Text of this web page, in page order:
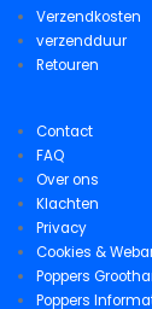
Verzendkosten
verzendduur
Retouren
Contact
FAQ
Over ons
Klachten
Privacy
Cookies &
Poppers
Poppers